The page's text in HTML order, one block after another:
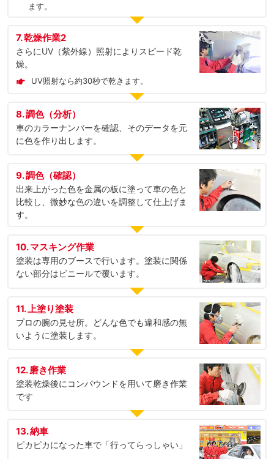
ます。
7. 乾燥作業2
さらにUV（紫外線）照射によりスピード乾
燥。
UV照射なら約30秒で乾きます。
8. 調色（分析）
車のカラーナンバーを確認、そのデータを元
に色を作り出します。
9. 調色（確認）
出来上がった色を金属の板に塗って車の色と
比較し、微妙な色の違いを調整して仕上げま
す。
10. マスキング作業
塗装は専用のブースで行います。塗装に関係
ない部分はビニールで覆います。
11. 上塗り塗装
プロの腕の見せ所。どんな色でも違和感の無
いように塗装します。
12. 磨き作業
塗装乾燥後にコンパウンドを用いて磨き作業
です
13. 納車
ピカピカになった車で「行ってらっしゃい」